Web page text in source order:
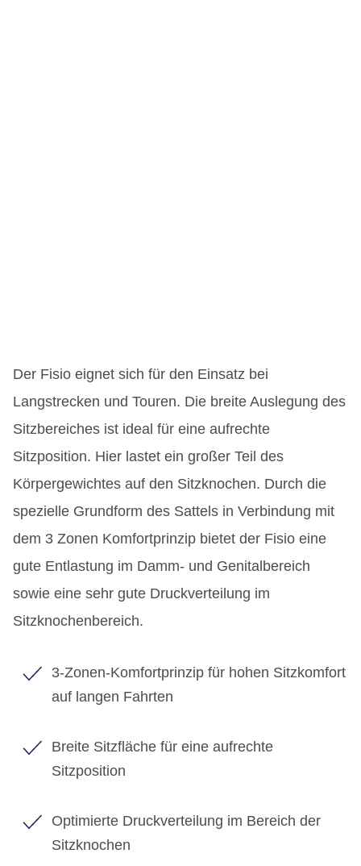
Der Fisio eignet sich für den Einsatz bei
Langstrecken und Touren. Die breite Auslegung des
Sitzbereiches ist ideal für eine aufrechte
Sitzposition. Hier lastet ein großer Teil des
Körpergewichtes auf den Sitzknochen. Durch die
spezielle Grundform des Sattels in Verbindung mit
dem 3 Zonen Komfortprinzip bietet der Fisio eine
gute Entlastung im Damm- und Genitalbereich
sowie eine sehr gute Druckverteilung im
Sitzknochenbereich.
3-Zonen-Komfortprinzip für hohen Sitzkomfort
auf langen Fahrten
Breite Sitzfläche für eine aufrechte
Sitzposition
Optimierte Druckverteilung im Bereich der
Sitzknochen